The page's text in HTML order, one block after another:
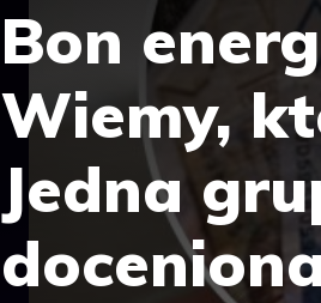
Bon
Wiemy,
Jedna